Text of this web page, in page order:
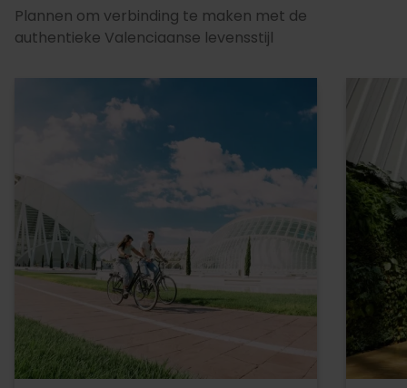
Plannen om verbinding te maken met de
authentieke Valenciaanse levensstijl